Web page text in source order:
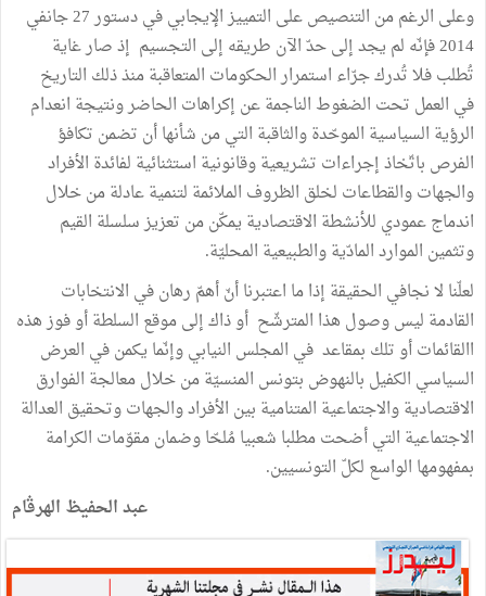
وعلى الرغم من التنصيص على التمييز الإيجابي في دستور 27 جانفي
2014 فإنّه لم يجد إلى حدّ الآن طريقه إلى التجسيم إذ صار غاية
تُطلب فلا تُدرك جرّاء استمرار الحكومات المتعاقبة منذ ذلك التاريخ
في العمل تحت الضغوط الناجمة عن إكراهات الحاضر ونتيجة انعدام
الرؤية السياسية الموحّدة والثاقبة التي من شأنها أن تضمن تكافؤ
الفرص باتّخاذ إجراءات تشريعية وقانونية استثنائية لفائدة الأفراد
والجهات والقطاعات لخلق الظروف الملائمة لتنمية عادلة من خلال
اندماج عمودي للأنشطة الاقتصادية يمكّن من تعزيز سلسلة القيم
وتثمين الموارد المادّية والطبيعية المحليّة.
لعلّنا لا نجافي الحقيقة إذا ما اعتبرنا أنّ أهمّ رهان في الانتخابات
القادمة ليس وصول هذا المترشّح أو ذاك إلى موقع السلطة أو فوز هذه
االقائمات أو تلك بمقاعد في المجلس النيابي وإنّما يكمن في العرض
السياسي الكفيل بالنهوض بتونس المنسيّة من خلال معالجة الفوارق
الاقتصادية والاجتماعية المتنامية بين الأفراد والجهات وتحقيق العدالة
الاجتماعية التي أضحت مطلبا شعبيا مُلحّا وضمان مقوّمات الكرامة
بمفهومها الواسع لكلّ التونسيين.
عبد الحفيظ الهرڤام